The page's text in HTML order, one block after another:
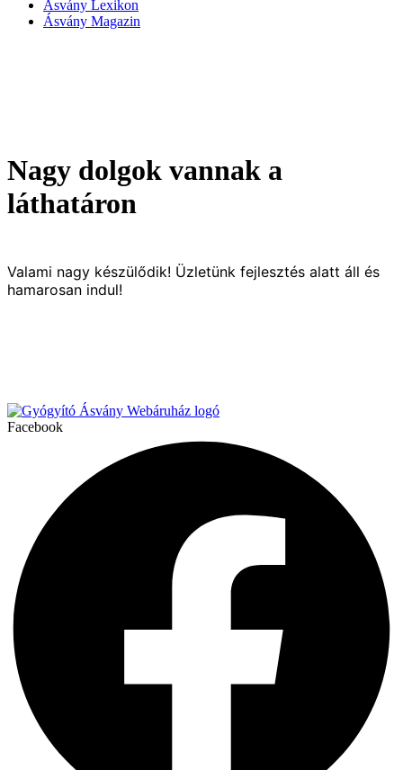
Ásvány Lexikon
Ásvány Magazin
Nagy dolgok vannak a
láthatáron
Valami nagy készülődik! Üzletünk fejlesztés alatt áll és
hamarosan indul!
Facebook